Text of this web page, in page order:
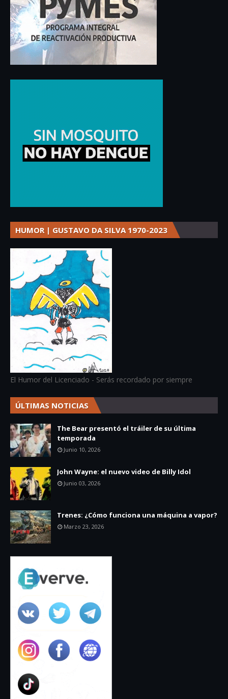
HUMOR | GUSTAVO DA SILVA 1970-2023
El Humor del Licenciado - Serás recordado por siempre
ÚLTIMAS NOTICIAS
The Bear presentó el tráiler de su última
temporada
Junio 10, 2026
John Wayne: el nuevo video de Billy Idol
Junio 03, 2026
Trenes: ¿Cómo funciona una máquina a vapor?
Marzo 23, 2026